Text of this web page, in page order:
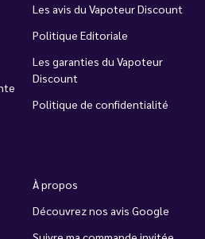
Les avis du Vapoteur Discount
Politique Editoriale
Les garanties du Vapoteur
Discount
Politique de confidentialité
À propos
Découvrez nos avis Google